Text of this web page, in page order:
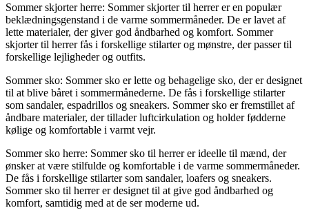
Sommer skjorter herre: Sommer skjorter til herrer er en populær
beklædningsgenstand i de varme sommermåneder. De er lavet af
lette materialer, der giver god åndbarhed og komfort. Sommer
skjorter til herrer fås i forskellige stilarter og mønstre, der passer til
forskellige lejligheder og outfits.
Sommer sko: Sommer sko er lette og behagelige sko, der er designet
til at blive båret i sommermånederne. De fås i forskellige stilarter
som sandaler, espadrillos og sneakers. Sommer sko er fremstillet af
åndbare materialer, der tillader luftcirkulation og holder fødderne
kølige og komfortable i varmt vejr.
Sommer sko herre: Sommer sko til herrer er ideelle til mænd, der
ønsker at være stilfulde og komfortable i de varme sommermåneder.
De fås i forskellige stilarter som sandaler, loafers og sneakers.
Sommer sko til herrer er designet til at give god åndbarhed og
komfort, samtidig med at de ser moderne ud.